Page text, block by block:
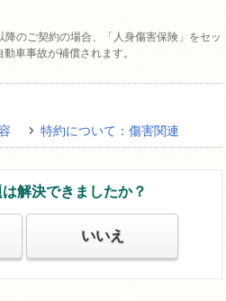
のご契約の場合、「人身傷害保険」をセッ
車事故が補償されます。
特約について：傷害関連
解決できましたか？
いいえ